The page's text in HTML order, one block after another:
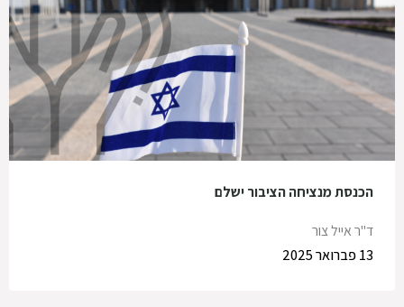
הכנסת מנציחה הציבור ישלם
ד"ר אייל צור
13 פברואר 2025